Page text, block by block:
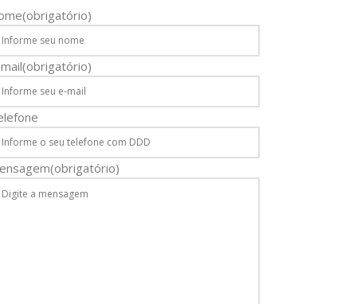
(obrigatório)
(obrigatório)
(obrigatório)